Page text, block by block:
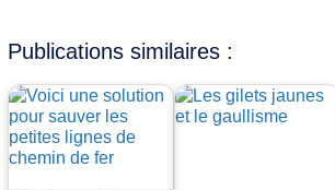
Publications similaires :